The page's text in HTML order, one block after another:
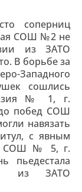
соперниц
СОШ №2 не
из ЗАТО
В борьбе за
Западного
сошлись
№ 1, г.
побед СОШ
навязать
с явным
СОШ № 5, г.
пьедестала
из ЗАТО